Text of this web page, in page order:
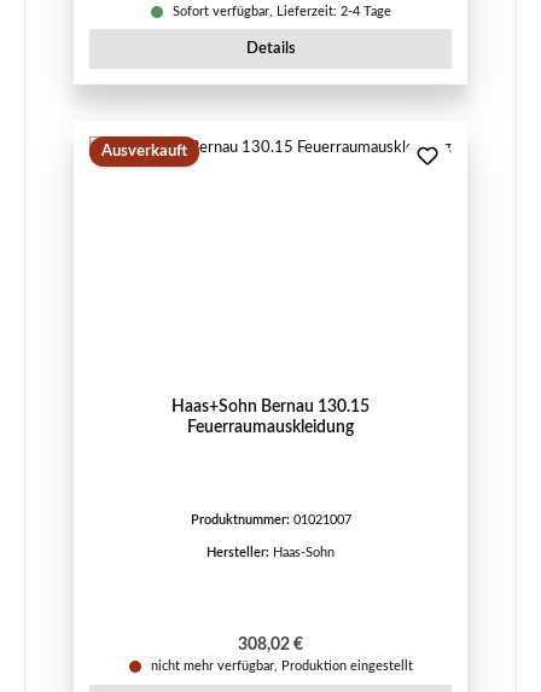
Sofort verfügbar, Lieferzeit: 2-4 Tage
Details
Ausverkauft
Haas+Sohn Bernau 130.15
Feuerraumauskleidung
Produktnummer: 01021007
Hersteller: Haas-Sohn
Regulärer Preis:
308,02 €
nicht mehr verfügbar, Produktion eingestellt